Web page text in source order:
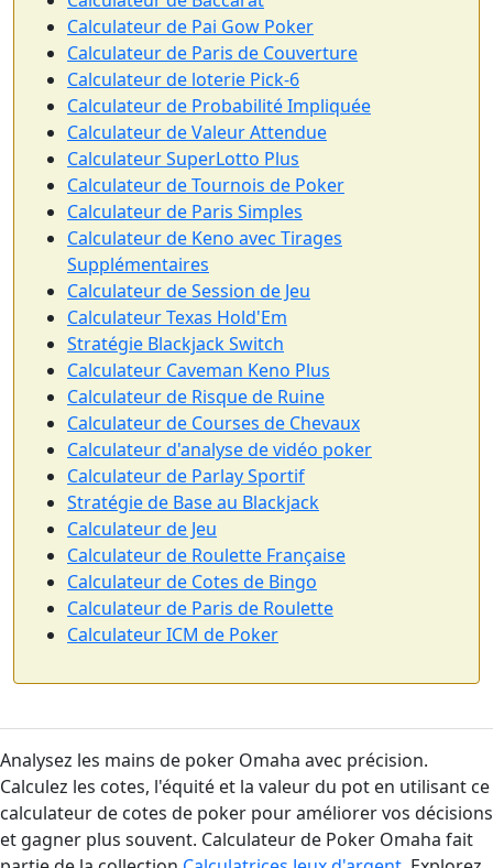
Calculateur de Pai Gow Poker
Calculateur de Paris de Couverture
Calculateur de loterie Pick-6
Calculateur de Probabilité Impliquée
Calculateur de Valeur Attendue
Calculateur SuperLotto Plus
Calculateur de Tournois de Poker
Calculateur de Paris Simples
Calculateur de Keno avec Tirages
Supplémentaires
Calculateur de Session de Jeu
Calculateur Texas Hold'Em
Stratégie Blackjack Switch
Calculateur Caveman Keno Plus
Calculateur de Risque de Ruine
Calculateur de Courses de Chevaux
Calculateur d'analyse de vidéo poker
Calculateur de Parlay Sportif
Stratégie de Base au Blackjack
Calculateur de Jeu
Calculateur de Roulette Française
Calculateur de Cotes de Bingo
Calculateur de Paris de Roulette
Calculateur ICM de Poker
Analysez les mains de poker Omaha avec précision.
Calculez les cotes, l'équité et la valeur du pot en utilisant ce
calculateur de cotes de poker pour améliorer vos décisions
et gagner plus souvent. Calculateur de Poker Omaha fait